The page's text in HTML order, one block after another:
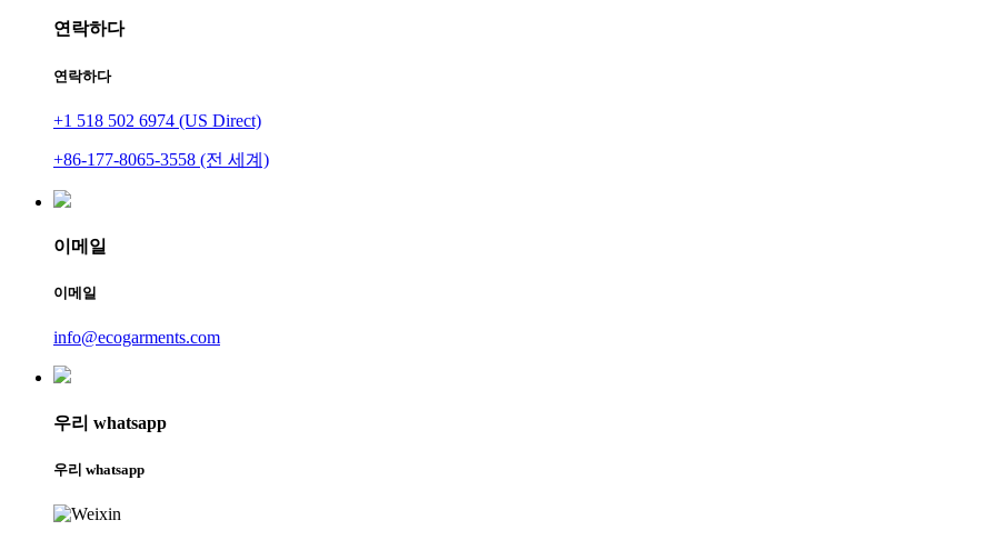
연락하다
연락하다
+1 518 502 6974 (US Direct)
+86-177-8065-3558 (전 세계)
이메일
이메일
info@ecogarments.com
우리 whatsapp
우리 whatsapp